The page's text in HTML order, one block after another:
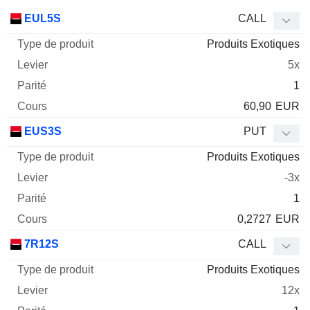
Mnemo Type produit
Cours
EUL5S CALL
Produits Exotiques
5x
1
60,90 EUR
EUS3S PUT
Produits Exotiques
-3x
1
0,2727 EUR
7R12S CALL
Produits Exotiques
12x